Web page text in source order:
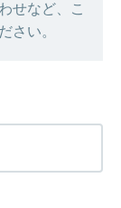
せなど、こ
さい。